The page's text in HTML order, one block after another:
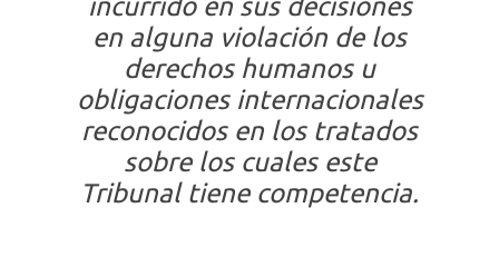
incurrido en sus decisiones
en alguna violación de los
derechos humanos u
obligaciones internacionales
reconocidos en los tratados
sobre los cuales este
Tribunal tiene competencia.